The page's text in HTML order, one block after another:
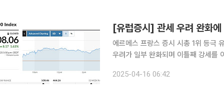
[유럽증시] 관세 우려 완화
에르메스 프랑스 증시 시총 1위 등극 유럽증시는 15일(현지시간) 도널드 트럼프 미국 대통령의 관세
우려가 일부 완화되며 이틀째 강세를 이어갔다. 이날 범유럽 주가 지수인 스톡
위를 향했다. 독일 프랑크푸르트증
2025-04-16 06:42